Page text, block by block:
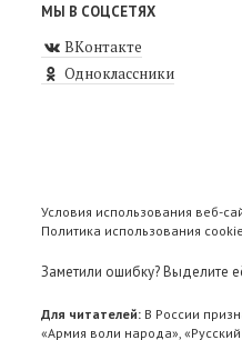
МЫ В СОЦСЕТЯХ
ВКонтакте
Одноклассники
Условия использования веб-
Политика использования
Заметили ошибку? Выделите
Для читателей: В России
«Армия воли народа»,